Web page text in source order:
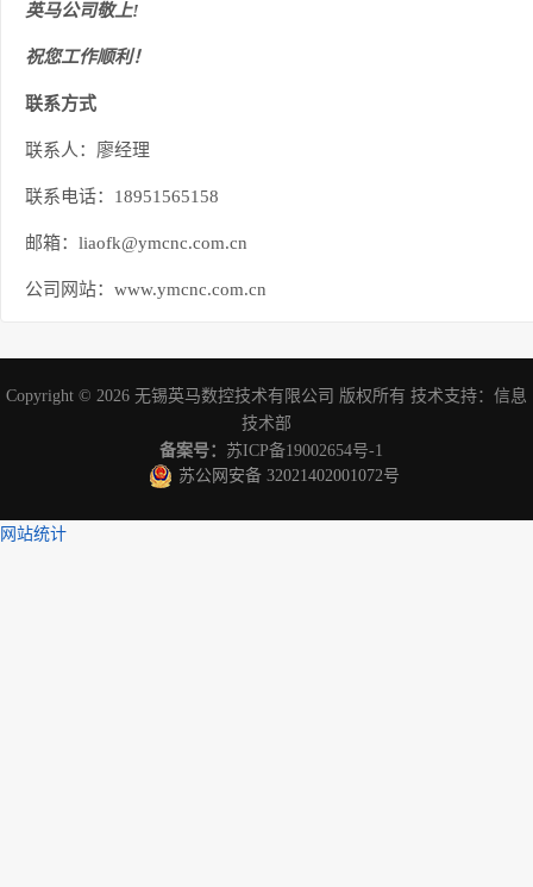
英马公司敬上!
祝您工作顺利！
联系方式
联系人：廖经理
联系电话：18951565158
邮箱：liaofk@ymcnc.com.cn
公司网站：www.ymcnc.com.cn
Copyright © 2026 无锡英马数控技术有限公司 版权所有 技术支持： 信息
技术部
备案号： 苏ICP备19002654号-1
苏公网安备 32021402001072号
网站统计